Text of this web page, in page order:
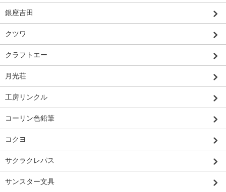
銀座吉田
クツワ
クラフトエー
月光荘
工房リンクル
コーリン色鉛筆
コクヨ
サクラクレパス
サンスター文具